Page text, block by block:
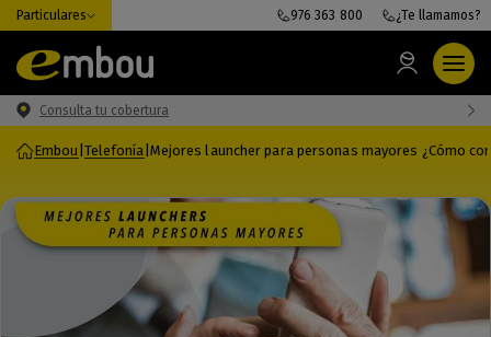
Particulares
Consulta tu cobertura
976 363 800 ¿Te llamamos?
Embou Telefonía Mejores launcher para personas mayores ¿Cómo